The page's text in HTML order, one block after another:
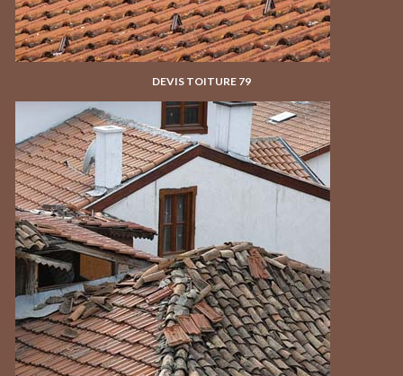
DEVIS TOITURE 79